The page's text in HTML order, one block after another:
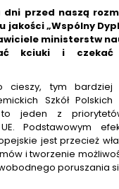
dni przed naszą
jakości „Wspólny
ministerstw
kciuki i
cieszy, tym bardziej
Szkół Polskich
jeden z
Podstawowym
jest przecież
i tworzenie
poruszania